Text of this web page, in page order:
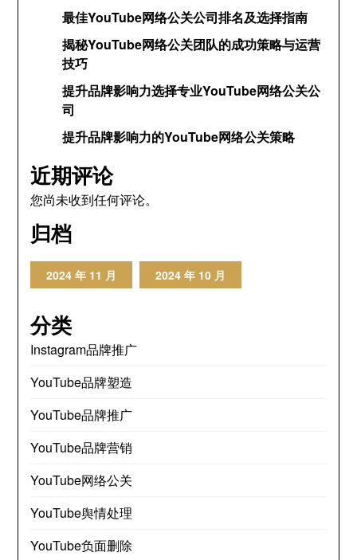
最佳YouTube网络公关公司排名及选择指南
揭秘YouTube网络公关团队的成功策略与运营
技巧
提升品牌影响力选择专业YouTube网络公关公
司
提升品牌影响力的YouTube网络公关策略
近期评论
您尚未收到任何评论。
归档
2024 年 11 月 2024 年 10 月
分类
Instagram品牌推广
YouTube品牌塑造
YouTube品牌推广
YouTube品牌营销
YouTube网络公关
YouTube舆情处理
YouTube负面删除